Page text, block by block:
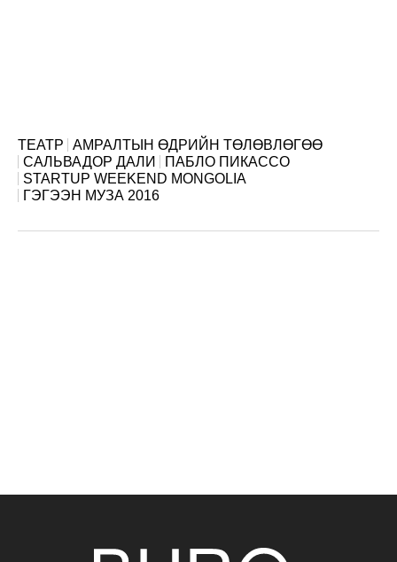
ТЕАТР
АМРАЛТЫН ӨДРИЙН ТӨЛӨВЛӨГӨӨ
САЛЬВАДОР ДАЛИ
ПАБЛО ПИКАССО
STARTUP WEEKEND MONGOLIA
ГЭГЭЭН МУЗА 2016